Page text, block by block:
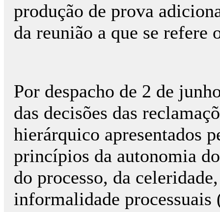
produção de prova
da reunião a que se refere
Por despacho de 2 de
das decisões das
hierárquico apresentados
princípios da autonomia
do processo, da
informalidade processuais